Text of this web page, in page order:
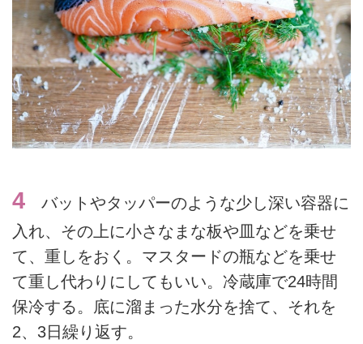
4 バットやタッパーのような少し深い容器に
入れ、その上に小さなまな板や皿などを乗せ
て、重しをおく。マスタードの瓶などを乗せ
て重し代わりにしてもいい。冷蔵庫で24時間
保冷する。底に溜まった水分を捨て、それを
2、3日繰り返す。